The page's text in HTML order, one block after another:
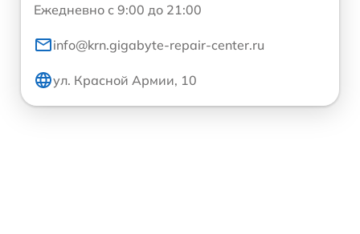
Ежедневно с 9:00 до 21:00
info@krn.gigabyte-repair-center.ru
ул. Красной Армии, 10